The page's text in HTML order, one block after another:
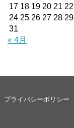
17 18 19 20 21 22
24 25 26 27 28 29
31
« 4月
プライバシーポリシー